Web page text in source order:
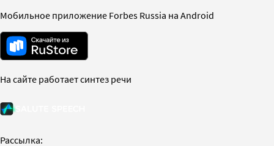
Мобильное приложение Forbes Russia на Android
На сайте работает синтез речи
Рассылка: